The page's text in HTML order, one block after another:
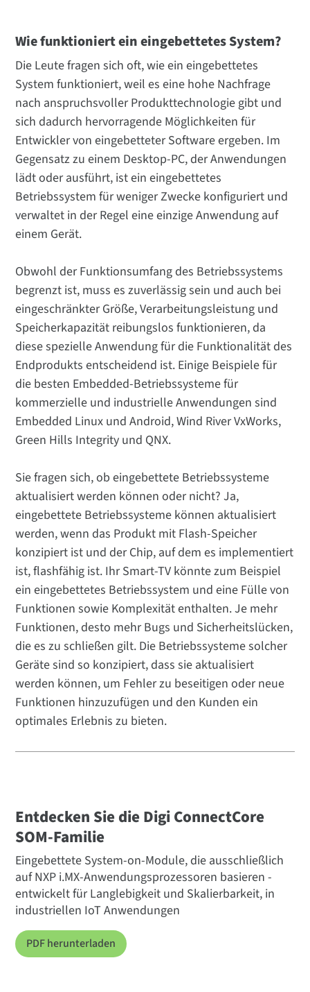
Wie funktioniert ein eingebettetes System?
Die Leute fragen sich oft, wie ein eingebettetes
System funktioniert, weil es eine hohe Nachfrage
nach anspruchsvoller Produkttechnologie gibt und
sich dadurch hervorragende Möglichkeiten für
Entwickler von eingebetteter Software ergeben. Im
Gegensatz zu einem Desktop-PC, der Anwendungen
lädt oder ausführt, ist ein eingebettetes
Betriebssystem für weniger Zwecke konfiguriert und
verwaltet in der Regel eine einzige Anwendung auf
einem Gerät.
Obwohl der Funktionsumfang des Betriebssystems
begrenzt ist, muss es zuverlässig sein und auch bei
eingeschränkter Größe, Verarbeitungsleistung und
Speicherkapazität reibungslos funktionieren, da
diese spezielle Anwendung für die Funktionalität des
Endprodukts entscheidend ist. Einige Beispiele für
die besten Embedded-Betriebssysteme für
kommerzielle und industrielle Anwendungen sind
Embedded Linux und Android, Wind River VxWorks,
Green Hills Integrity und QNX.
Sie fragen sich, ob eingebettete Betriebssysteme
aktualisiert werden können oder nicht? Ja,
eingebettete Betriebssysteme können aktualisiert
werden, wenn das Produkt mit Flash-Speicher
konzipiert ist und der Chip, auf dem es implementiert
ist, flashfähig ist. Ihr Smart-TV könnte zum Beispiel
ein eingebettetes Betriebssystem und eine Fülle von
Funktionen sowie Komplexität enthalten. Je mehr
Funktionen, desto mehr Bugs und Sicherheitslücken,
die es zu schließen gilt. Die Betriebssysteme solcher
Geräte sind so konzipiert, dass sie aktualisiert
werden können, um Fehler zu beseitigen oder neue
Funktionen hinzuzufügen und den Kunden ein
optimales Erlebnis zu bieten.
Entdecken Sie die Digi ConnectCore
SOM-Familie
Eingebettete System-on-Module, die ausschließlich
auf NXP i.MX-Anwendungsprozessoren basieren -
entwickelt für Langlebigkeit und Skalierbarkeit, in
industriellen IoT Anwendungen
PDF herunterladen